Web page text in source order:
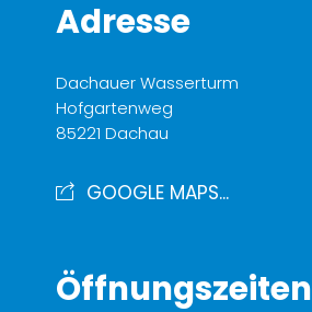
Adresse
Dachauer Wasserturm
Hofgartenweg
85221 Dachau
GOOGLE MAPS...
Öffnungszeiten